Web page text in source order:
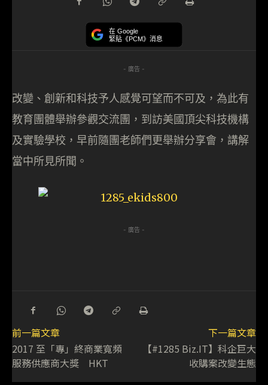
在 Google
緊貼《PCM》消息
- 廣告 -
改變、創新和科技予人感覺可望而不可及，為此有
教育團體舉辦參觀交流團，到訪美國頂尖科技機構
及實驗學校，早前隨團老師們更舉辦分享會，講解
當中所見所聞。
- 廣告 -
前一篇文章
2017 至「專」終商業寬頻
服務供應商大獎 HKT
下一篇文章
【#1285 Biz.IT】科企巨大
收購案改變生態